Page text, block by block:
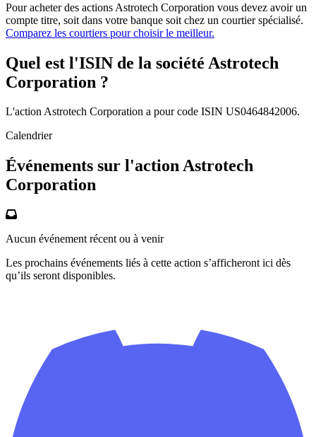
Pour acheter des actions Astrotech Corporation vous devez avoir un
compte titre, soit dans votre banque soit chez un courtier spécialisé.
Comparez les courtiers pour choisir le meilleur.
Quel est l'ISIN de la société Astrotech
Corporation ?
L'action Astrotech Corporation a pour code ISIN US0464842006.
Calendrier
Événements sur l'action Astrotech
Corporation
Aucun événement récent ou à venir
Les prochains événements liés à cette action s’afficheront ici dès
qu’ils seront disponibles.